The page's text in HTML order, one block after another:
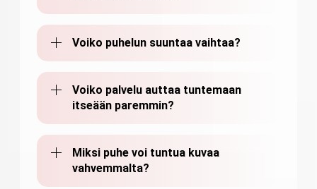
Voiko puhelun suuntaa vaihtaa?
Voiko palvelu auttaa tuntemaan
itseään paremmin?
Miksi puhe voi tuntua kuvaa
vahvemmalta?